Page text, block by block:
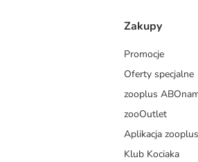
Zakupy
Promocje
Oferty specjalne
zooplus
zooOutlet
Aplikacja zooplus
Klub Kociaka